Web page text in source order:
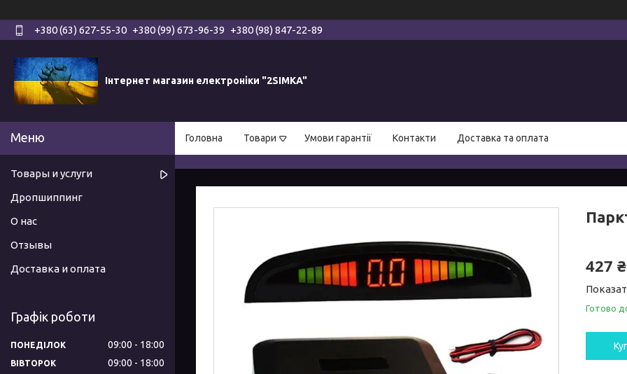
+380 (63) 627-55-30 +380 (99) 673-96-39 +380 (98) 847-22-89
Інтернет магазин електроніки "2SIMKA"
Головна Товари Умови гарантії Контакти Доставка та оплата
427 ₴
Готово
Товары и услуги
Дропшиппинг
О нас
Отзывы
Доставка и оплата
Графік роботи
ПОНЕДІЛОК 09:00 18:00
ВІВТОРОК 09:00 18:00